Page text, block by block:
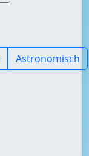
Astronomisch